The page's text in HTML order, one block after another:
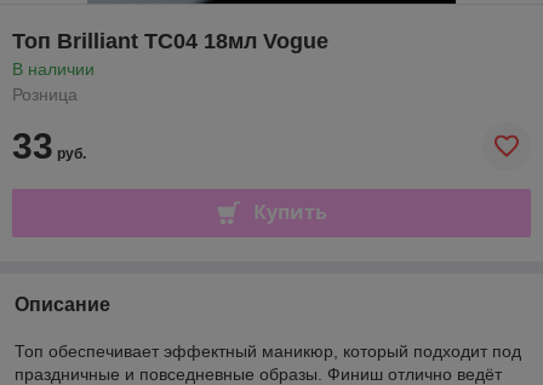
Топ Brilliant TC04 18мл Vogue
В наличии
Розница
33 руб.
Купить
Описание
Топ обеспечивает эффектный маникюр, который подходит под
праздничные и повседневные образы. Финиш отлично ведёт